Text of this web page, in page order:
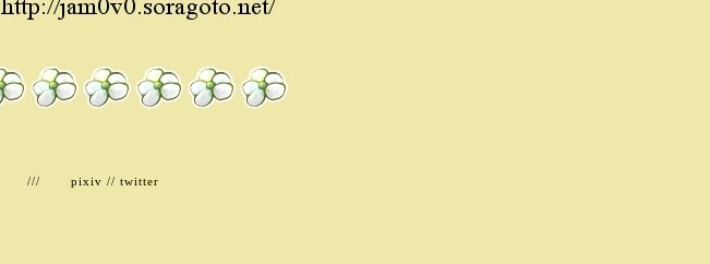
/// pixiv // twitter